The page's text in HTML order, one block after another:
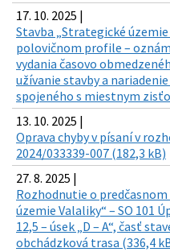
17. 10. 2025 |
Stavba „Strategické územie
polovičnom profile –
vydania časovo
užívanie stavby a
spojeného s miestnym
13. 10. 2025 |
Oprava chyby v písaní v
2024/033339-007 (182,3 kB)
27. 8. 2025 |
Rozhodnutie o
územie Valaliky“ – SO 101
12,5 – úsek „D – A“, časť
obchádzková trasa (336,4